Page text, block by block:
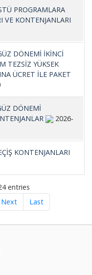
PROGRAMLARA
VE KONTENJANLARI
DÖNEMİ İKİNCİ
TEZSİZ YÜKSEK
ÜCRET İLE PAKET
DÖNEMİ
2026-
KONTENJANLARI
entries
Next Last